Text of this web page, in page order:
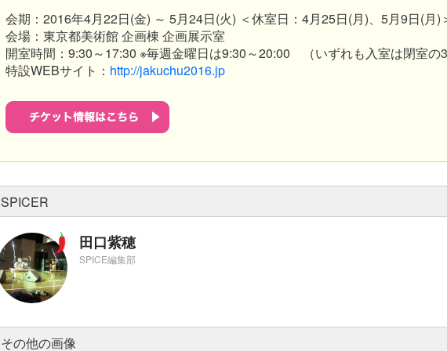
会期：2016年4月22日(金) ～ 5月24日(火) ＜休室日：4月25日(月)、5月9日(月)
会場：東京都美術館 企画棟 企画展示室
開室時間：9:30～17:30 ※毎週金曜日は9:30～20:00 （いずれも入室は閉室の
特設WEBサイト： http://jakuchu2016.jp
SPICER
田口紫穂
SPICE編集部
その他の画像